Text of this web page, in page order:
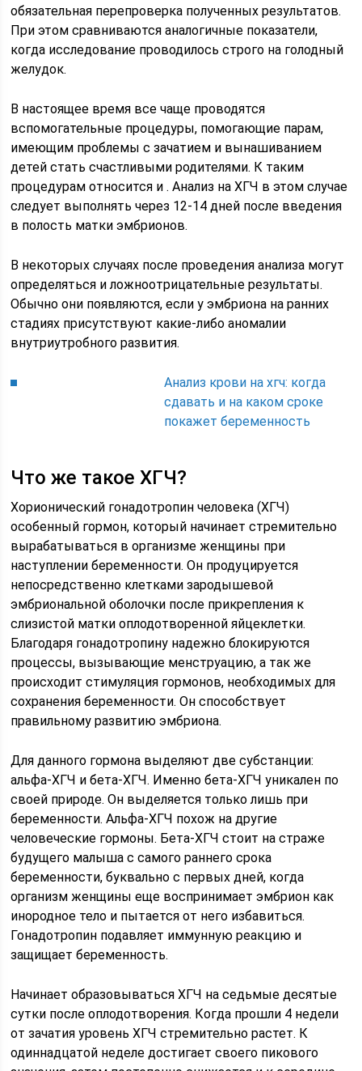
обязательная перепроверка полученных результатов.
При этом сравниваются аналогичные показатели,
когда исследование проводилось строго на голодный
желудок.
В настоящее время все чаще проводятся
вспомогательные процедуры, помогающие парам,
имеющим проблемы с зачатием и вынашиванием
детей стать счастливыми родителями. К таким
процедурам относится и . Анализ на ХГЧ в этом случае
следует выполнять через 12-14 дней после введения
в полость матки эмбрионов.
В некоторых случаях после проведения анализа могут
определяться и ложноотрицательные результаты.
Обычно они появляются, если у эмбриона на ранних
стадиях присутствуют какие-либо аномалии
внутриутробного развития.
Анализ крови на хгч: когда
сдавать и на каком сроке
покажет беременность
Что же такое ХГЧ?
Хорионический гонадотропин человека (ХГЧ)
особенный гормон, который начинает стремительно
вырабатываться в организме женщины при
наступлении беременности. Он продуцируется
непосредственно клетками зародышевой
эмбриональной оболочки после прикрепления к
слизистой матки оплодотворенной яйцеклетки.
Благодаря гонадотропину надежно блокируются
процессы, вызывающие менструацию, а так же
происходит стимуляция гормонов, необходимых для
сохранения беременности. Он способствует
правильному развитию эмбриона.
Для данного гормона выделяют две субстанции:
альфа-ХГЧ и бета-ХГЧ. Именно бета-ХГЧ уникален по
своей природе. Он выделяется только лишь при
беременности. Альфа-ХГЧ похож на другие
человеческие гормоны. Бета-ХГЧ стоит на страже
будущего малыша с самого раннего срока
беременности, буквально с первых дней, когда
организм женщины еще воспринимает эмбрион как
инородное тело и пытается от него избавиться.
Гонадотропин подавляет иммунную реакцию и
защищает беременность.
Начинает образовываться ХГЧ на седьмые десятые
сутки после оплодотворения. Когда прошли 4 недели
от зачатия уровень ХГЧ стремительно растет. К
одиннадцатой неделе достигает своего пикового